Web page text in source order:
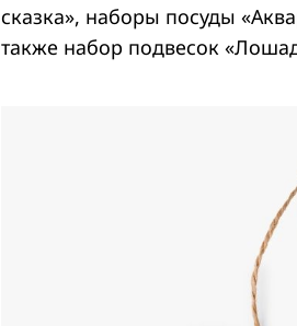
сказка», наборы посуды
также набор подвесок